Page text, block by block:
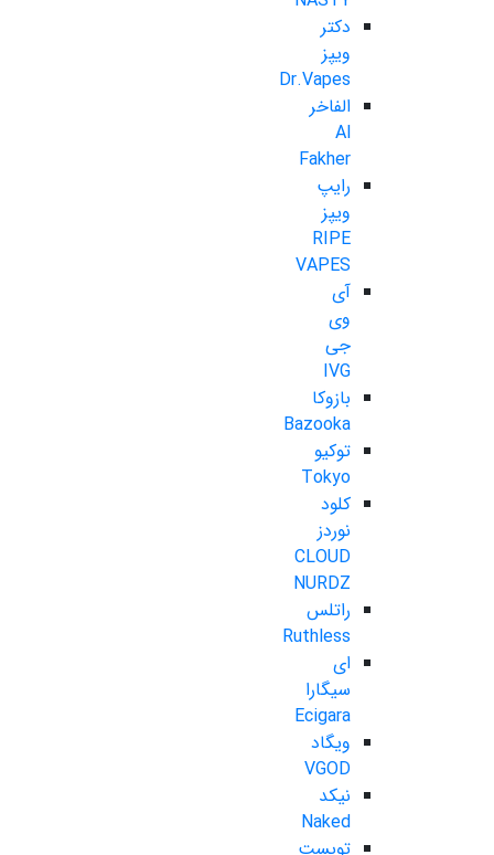
دکتر
ویپز
Dr.Vapes
الفاخر
Al
Fakher
رایپ
ویپز
RIPE
VAPES
آی
وی
جی
IVG
بازوکا
Bazooka
توکیو
Tokyo
کلود
نوردز
CLOUD
NURDZ
راتلس
Ruthless
ای
سیگارا
Ecigara
ویگاد
VGOD
نیکد
Naked
تویست